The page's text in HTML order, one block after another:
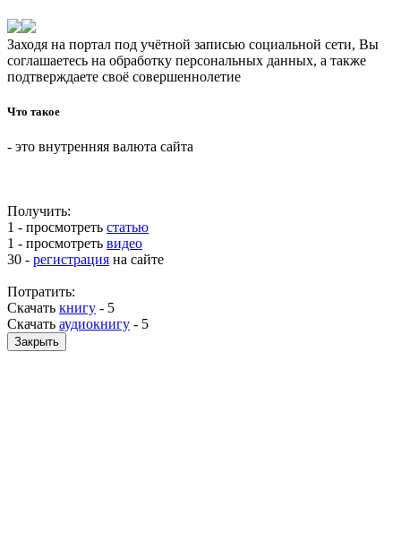
Заходя на портал под учётной записью социальной сети, Вы
соглашаетесь на обработку персональных данных, а также
подтверждаете своё совершеннолетие
Что такое
- это внутренняя валюта сайта
Получить:
1 - просмотреть статью
1 - просмотреть видео
30 - регистрация на сайте
Потратить:
Скачать книгу - 5
Скачать аудиокнигу - 5
Закрыть